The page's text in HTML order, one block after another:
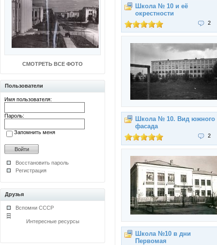
СМОТРЕТЬ ВСЕ ФОТО
Пользователи
Имя пользователя:
Пароль:
Запомнить меня
Восстановить пароль
Регистрация
Друзья
Вспомни СССР
Интересные ресурсы
Школа № 10 и её
окрестности
2
Школа № 10. Вид южного
фасада
2
Школа №10 в дни
Первомая